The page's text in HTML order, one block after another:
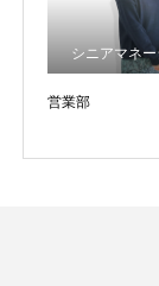
営業部
シニアマネ